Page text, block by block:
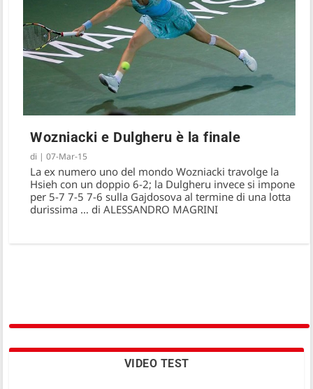
A 29 anni, si ritira Jarmila Gajdosova
Wozniacki e Dulgheru è la finale
di |07-Mar-15
La ex numero uno del mondo Wozniacki travolge la
Hsieh con un doppio 6-2; la Dulgheru invece si impone
per 5-7 7-5 7-6 sulla Gajdosova al termine di una lotta
durissima … di ALESSANDRO MAGRINI
VIDEO TEST